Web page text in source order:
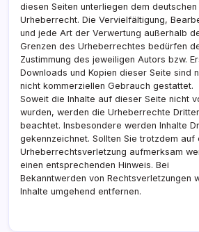
diesen Seiten unterliegen dem deutschen
Urheberrecht. Die Vervielfältigung,
und jede Art der Verwertung außerhalb
Grenzen des Urheberrechtes bedürfen
Zustimmung des jeweiligen Autors bzw.
Downloads und Kopien dieser Seite sind
nicht kommerziellen Gebrauch gestattet.
Soweit die Inhalte auf dieser Seite nicht
wurden, werden die Urheberrechte Dritter
beachtet. Insbesondere werden Inhalte
gekennzeichnet. Sollten Sie trotzdem auf
Urheberrechtsverletzung aufmerksam
einen entsprechenden Hinweis. Bei
Bekanntwerden von Rechtsverletzungen
Inhalte umgehend entfernen.